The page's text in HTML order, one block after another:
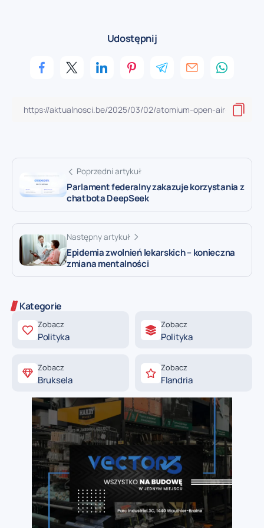
Udostępnij
Poprzedni artykuł
Parlament federalny zakazuje korzystania z
chatbota DeepSeek
Następny artykuł
Epidemia zwolnień lekarskich – konieczna
zmiana mentalności
Kategorie
Zobacz
Polityka
Zobacz
Polityka
Zobacz
Bruksela
Zobacz
Flandria